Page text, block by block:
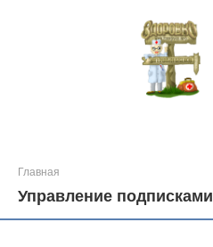
Главная
Управление подписками